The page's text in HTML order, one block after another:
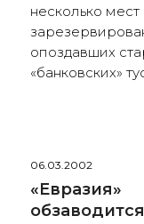
несколько мест
опоздавших
«банковских»
06.03.2002
«Евразия»
обзаводится